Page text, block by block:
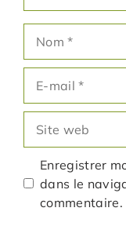
mail
web
Enregistrer
dans le
commentaire.